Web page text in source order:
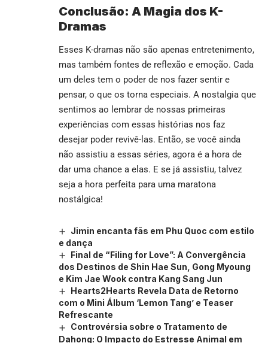
Conclusão: A Magia dos K-
Dramas
Esses K-dramas não são apenas entretenimento,
mas também fontes de reflexão e emoção. Cada
um deles tem o poder de nos fazer sentir e
pensar, o que os torna especiais. A nostalgia que
sentimos ao lembrar de nossas primeiras
experiências com essas histórias nos faz
desejar poder revivê-las. Então, se você ainda
não assistiu a essas séries, agora é a hora de
dar uma chance a elas. E se já assistiu, talvez
seja a hora perfeita para uma maratona
nostálgica!
Jimin encanta fãs em Phu Quoc com estilo
e dança
Final de “Filing for Love”: A Convergência
dos Destinos de Shin Hae Sun, Gong Myoung
e Kim Jae Wook contra Kang Sang Jun
Hearts2Hearts Revela Data de Retorno
com o Mini Álbum ‘Lemon Tang’ e Teaser
Refrescante
Controvérsia sobre o Tratamento de
Dahong: O Impacto do Estresse Animal em